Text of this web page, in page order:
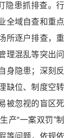
隐患抓排查。行
全域自查和重点
所逐户排查，重
理混乱等突出问
身隐患；深刻反
缺位、制度空转
被忽视的盲区死
产“一案双罚”制
等问题，依规依